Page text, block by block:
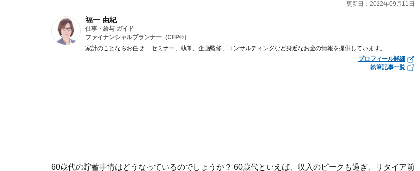
更新日：2022年09月11日
福一 由紀
仕事・給与 ガイド
ファイナンシャルプランナー（CFP®）
家計のことならお任せ！ セミナー、執筆、企画監修、コンサルティングなど身近なお金の情報を提供しています。
プロフィール詳細
執筆記事一覧
60歳代の貯蓄事情はどうなっているのでしょうか？ 60歳代といえば、収入のピークも過ぎ、リタイア前